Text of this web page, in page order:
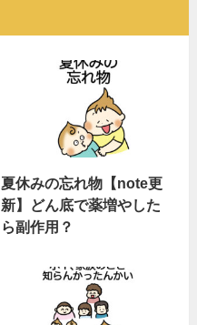
夏休みの忘れ物【note更
新】どん底で薬増やした
ら副作用？